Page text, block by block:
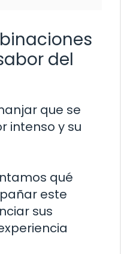
del
que se
intenso y su
qué
este
sus